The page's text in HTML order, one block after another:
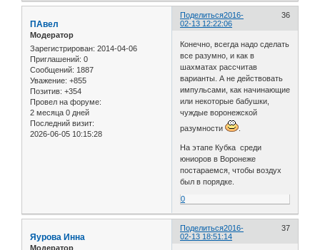
Поделиться 36
2016-
02-13 12:22:06
ПАвел
Модератор
Зарегистрирован: 2014-04-06
Приглашений: 0
Сообщений: 1887
Уважение: +855
Позитив: +354
Провел на форуме:
2 месяца 0 дней
Последний визит:
2026-06-05 10:15:28
Конечно, всегда надо сделать
все разумно, и как в
шахматах рассчитав
варианты. А не действовать
импульсами, как начинающие
или некоторые бабушки,
чуждые воронежской
разумности
На этапе Кубка среди
юниоров в Воронеже
постараемся, чтобы воздух
был в порядке.
0
Поделиться 37
2016-
02-13 18:51:14
Яурова Инна
Модератор